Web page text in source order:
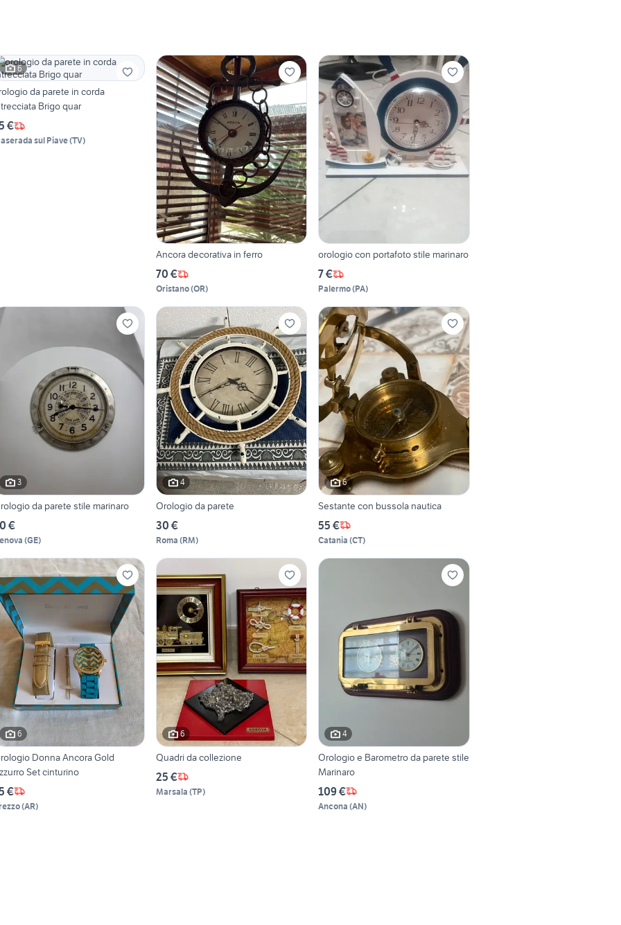
6
da parete in corda
Brigo quar
€
sul Piave(TV)
Ancora decorativa in ferro
70 €
Oristano(OR)
orologio con portafoto stile marinaro
7 €
Palermo(PA)
3
da parete stile marinaro
€
(GE)
4
Orologio da parete
30 €
Roma (RM)
6
Sestante con bussola nautica
55 €
Catania (CT)
6
Donna Ancora Gold
Set cinturino
€
(AR)
6
Quadri da collezione
25 €
Marsala (TP)
4
Orologio e Barometro da parete stile
Marinaro
109 €
Ancona (AN)